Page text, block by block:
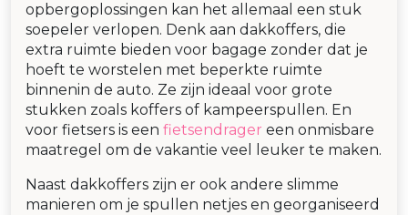
opbergoplossingen kan het allemaal een stuk
soepeler verlopen. Denk aan dakkoffers, die
extra ruimte bieden voor bagage zonder dat je
hoeft te worstelen met beperkte ruimte
binnenin de auto. Ze zijn ideaal voor grote
stukken zoals koffers of kampeerspullen. En
voor fietsers is een fietsendrager een onmisbare
maatregel om de vakantie veel leuker te maken.
Naast dakkoffers zijn er ook andere slimme
manieren om je spullen netjes en georganiseerd